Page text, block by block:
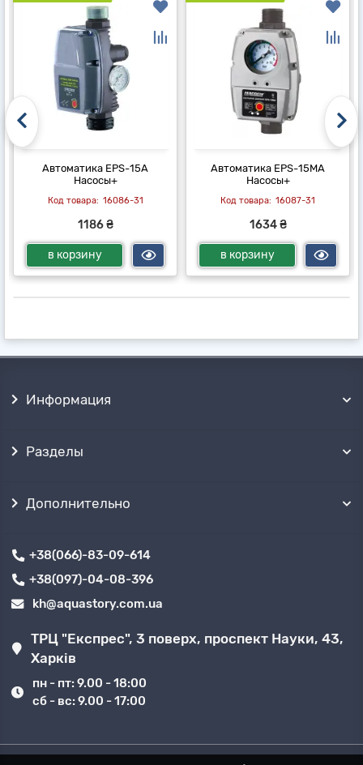
Автоматика EPS-15A
Насосы+
16086-31
1186 ₴
в корзину
Автоматика EPS-15MA
Насосы+
16087-31
1634 ₴
в корзину
Информация
Разделы
Дополнительно
+38(066)-83-09-614
+38(097)-04-08-396
kh@aquastory.com.ua
ТРЦ "Експрес", 3 поверх, проспект Науки, 43,
Харків
пн - пт: 9.00 - 18:00
сб - вс: 9.00 - 17:00